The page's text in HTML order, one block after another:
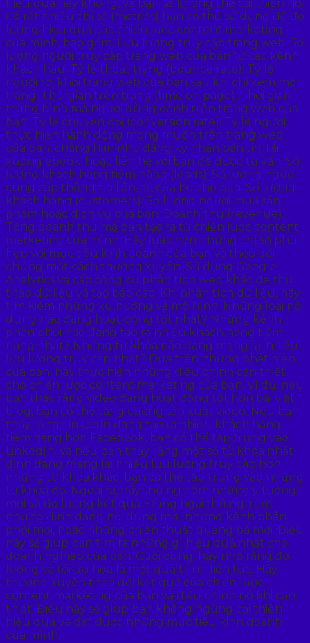
hiệu quả hay không, và bạn sẽ không thể cải thiện nó.
Có rất nhiều chỉ số (metrics) bạn có thể sử dụng để đo
lường hiệu quả của chiến lược content marketing
của mình, bao gồm: Lưu lượng truy cập trang web: Số
lượng người truy cập trang web của bạn từ các kênh
khác nhau. Tỷ lệ thoát trang (bounce rate): Tỷ lệ
người rời khỏi trang web của bạn sau khi chỉ xem một
trang. Thời gian trên trang (time on page): Thời gian
trung bình mà người dùng dành trên trang web của
bạn. Tỷ lệ chuyển đổi (conversion rate): Tỷ lệ người
thực hiện hành động mong muốn trên trang web
của bạn, chẳng hạn như đăng ký nhận bản tin, tải
xuống ebook, hoặc liên hệ với bạn để được tư vấn. Số
lượng khách hàng tiềm năng (leads): Số lượng người
cung cấp thông tin liên hệ của họ cho bạn. Số lượng
khách hàng (customers): Số lượng người mua sản
phẩm hoặc dịch vụ của bạn. Doanh thu (revenue):
Tổng doanh thu mà bạn tạo ra từ chiến lược content
marketing của mình. Hãy lựa chọn những chỉ số phù
hợp với mục tiêu kinh doanh của bạn và theo dõi
chúng một cách thường xuyên. Sử dụng Google
Analytics và các công cụ phân tích web khác để thu
thập dữ liệu và tạo báo cáo. Khi phân tích dữ liệu, hãy
tìm kiếm những xu hướng và mô hình. Những loại nội
dung nào đang hoạt động tốt nhất? Những kênh
phân phối nào đang tạo ra nhiều khách hàng tiềm
năng nhất? Những từ khóa nào đang mang lại nhiều
lưu lượng truy cập nhất? Dựa trên những phát hiện
của bạn, hãy thực hiện những điều chỉnh cần thiết
cho chiến lược content marketing của bạn. Ví dụ, nếu
bạn thấy rằng video đang hoạt động tốt hơn bài viết
blog, bạn có thể tăng cường sản xuất video. Nếu bạn
thấy rằng LinkedIn đang tạo ra nhiều khách hàng
tiềm năng hơn Facebook, bạn có thể tập trung vào
LinkedIn. Và nếu bạn thấy rằng một số từ khóa nhất
định đang mang lại nhiều lưu lượng truy cập hơn
những từ khóa khác, bạn có thể tập trung vào những
từ khóa đó. Ngoài ra, hãy thử nghiệm những ý tưởng
mới và đo lường kết quả. Đừng ngại thử nghiệm
những định dạng nội dung mới, những kênh phân
phối mới, hoặc những chiến thuật quảng bá mới. Điều
này sẽ giúp bạn tìm ra những gì hiệu quả nhất cho
doanh nghiệp của bạn. Cuối cùng, hãy nhớ rằng đo
lường và tối ưu hóa là một quá trình liên tục. Hãy
thường xuyên theo dõi kết quả của chiến lược
content marketing của bạn và điều chỉnh nó khi cần
thiết. Điều này sẽ giúp bạn không ngừng cải thiện
hiệu quả và đạt được những mục tiêu kinh doanh
của mình.